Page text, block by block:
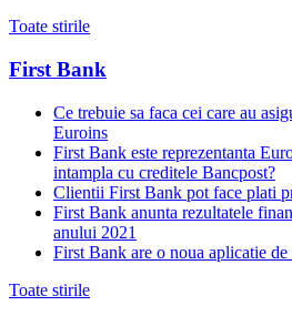
Toate stirile
First Bank
Ce trebuie sa faca cei care au
Euroins
First Bank este reprezentanta
intampla cu creditele Bancpost?
Clientii First Bank pot face plati
First Bank anunta rezultatele
anului 2021
First Bank are o noua aplicatie
Toate stirile